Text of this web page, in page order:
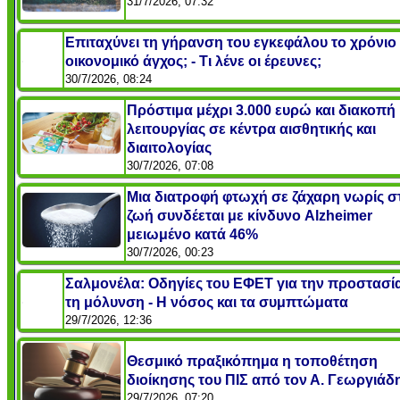
Επιταχύνει τη γήρανση του εγκεφάλου το χρόνιο
οικονομικό άγχος; - Τι λένε οι έρευνες;
30/7/2026, 08:24
Πρόστιμα μέχρι 3.000 ευρώ και διακοπή
λειτουργίας σε κέντρα αισθητικής και
διαιτολογίας
30/7/2026, 07:08
Μια διατροφή φτωχή σε ζάχαρη νωρίς
ζωή συνδέεται με κίνδυνο Alzheimer
μειωμένο κατά 46%
30/7/2026, 00:23
Σαλμονέλα: Οδηγίες του ΕΦΕΤ για την
τη μόλυνση - Η νόσος και τα συμπτώματα
29/7/2026, 12:36
Θεσμικό πραξικόπημα η τοποθέτηση
διοίκησης του ΠΙΣ από τον Α.